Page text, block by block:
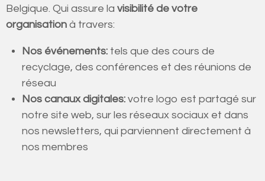
Belgique. Qui assure la visibilité de votre
organisation à travers:
Nos événements: tels que des cours de
recyclage, des conférences et des réunions de
réseau
Nos canaux digitales: votre logo est partagé sur
notre site web, sur les réseaux sociaux et dans
nos newsletters, qui parviennent directement à
nos membres